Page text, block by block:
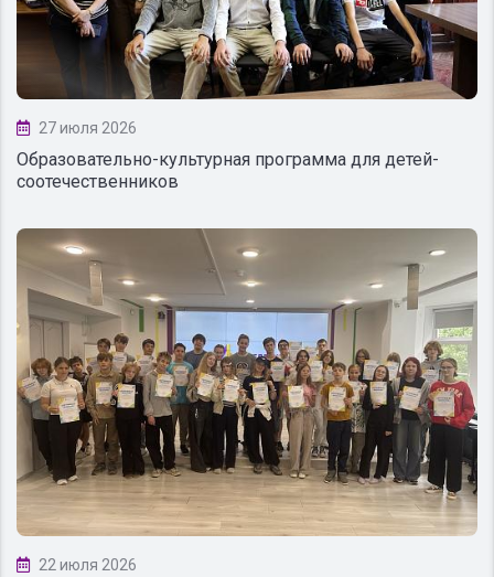
27 июля 2026
Образовательно-культурная программа для детей-
соотечественников
22 июля 2026